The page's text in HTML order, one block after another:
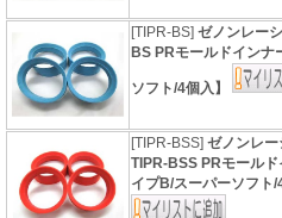
[TIPR-BS]ゼノンレー
BS PRモールドインナ
ソフト/4個入】
[TIPR-BSS]ゼノンレ
TIPR-BSS PRモールド
イプB/スーパーソフト/